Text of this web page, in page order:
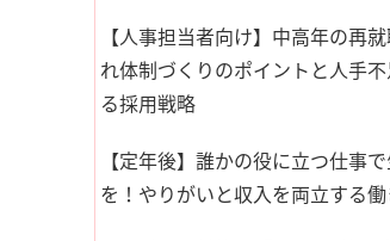
【人事担当者向け】中高年の再
れ体制づくりのポイントと人手
る採用戦略
【定年後】誰かの役に立つ仕事
を！やりがいと収入を両立する